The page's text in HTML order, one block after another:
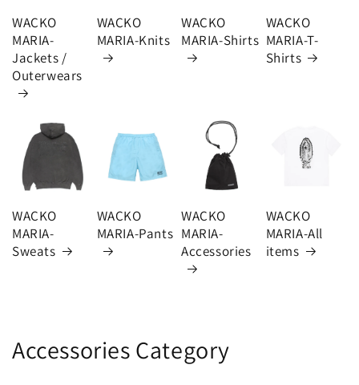
WACKO
MARIA-
Jackets /
Outerwears
WACKO
MARIA-Knits
WACKO
MARIA-Shirts
WACKO
MARIA-T-
Shirts
WACKO
MARIA-
Sweats
WACKO
MARIA-Pants
WACKO
MARIA-
Accessories
WACKO
MARIA-All
items
Accessories Category